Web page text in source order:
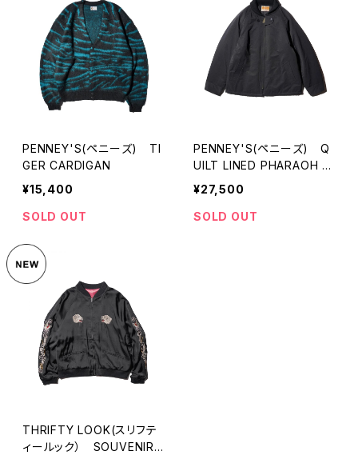
PENNEY'S(ペニーズ) TI
GER CARDIGAN
¥15,400
SOLD OUT
PENNEY'S(ペニーズ) Q
UILT LINED PHARAOH J
ACKET
¥27,500
SOLD OUT
THRIFTY LOOK(スリフテ
ィールック） SOUVENIR